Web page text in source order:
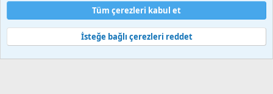
Şartlar ve kurallar Gizlilik politikası
Ana sayfa
Community platform by XenForo® © 2010-2025 XenForo Ltd.
Bu forum XenGenTr © 2014 - 2026 ürünleri ile desteklenmektedir
Tüm çerezleri kabul et
İsteğe bağlı çerezleri reddet